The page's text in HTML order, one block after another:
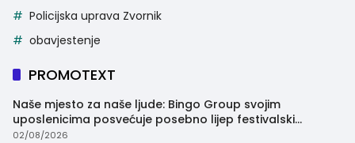
Policijska uprava Zvornik
obavjestenje
PROMOTEXT
Naše mjesto za naše ljude: Bingo Group svojim
uposlenicima posvećuje posebno lijep festivalski
trenutak
02/08/2026